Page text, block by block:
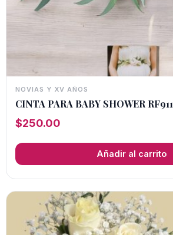
NOVIAS Y XV AÑOS
CINTA PARA BABY SHOWER RF911
$250.00
Añadir al carrito